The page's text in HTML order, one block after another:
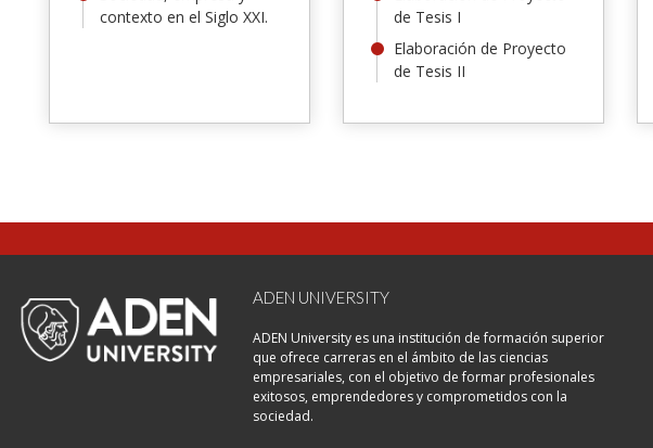
contexto en el Siglo XXI.
de Tesis I
Elaboración de Proyecto
de Tesis II
ADEN UNIVERSITY
ADEN University es una institución de formación superior
que ofrece carreras en el ámbito de las ciencias
empresariales, con el objetivo de formar profesionales
exitosos, emprendedores y comprometidos con la
sociedad.